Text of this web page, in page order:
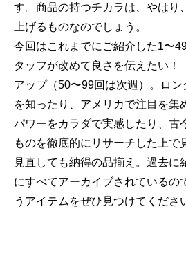
す。商品の持つチカラは、やはり
上げるものなのでしょう。
今回はこれまでにご紹介した1〜
タッフが改めて良さを伝えたい
アップ（50〜99回は次週）。ロン
を知ったり、アメリカで注目を集
パワーをカラダで実感したり、古
ものを徹底的にリサーチした上で
見直しても納得の品揃え。過去に
にすべてアーカイブされているの
うアイテムをぜひ見つけてくださ